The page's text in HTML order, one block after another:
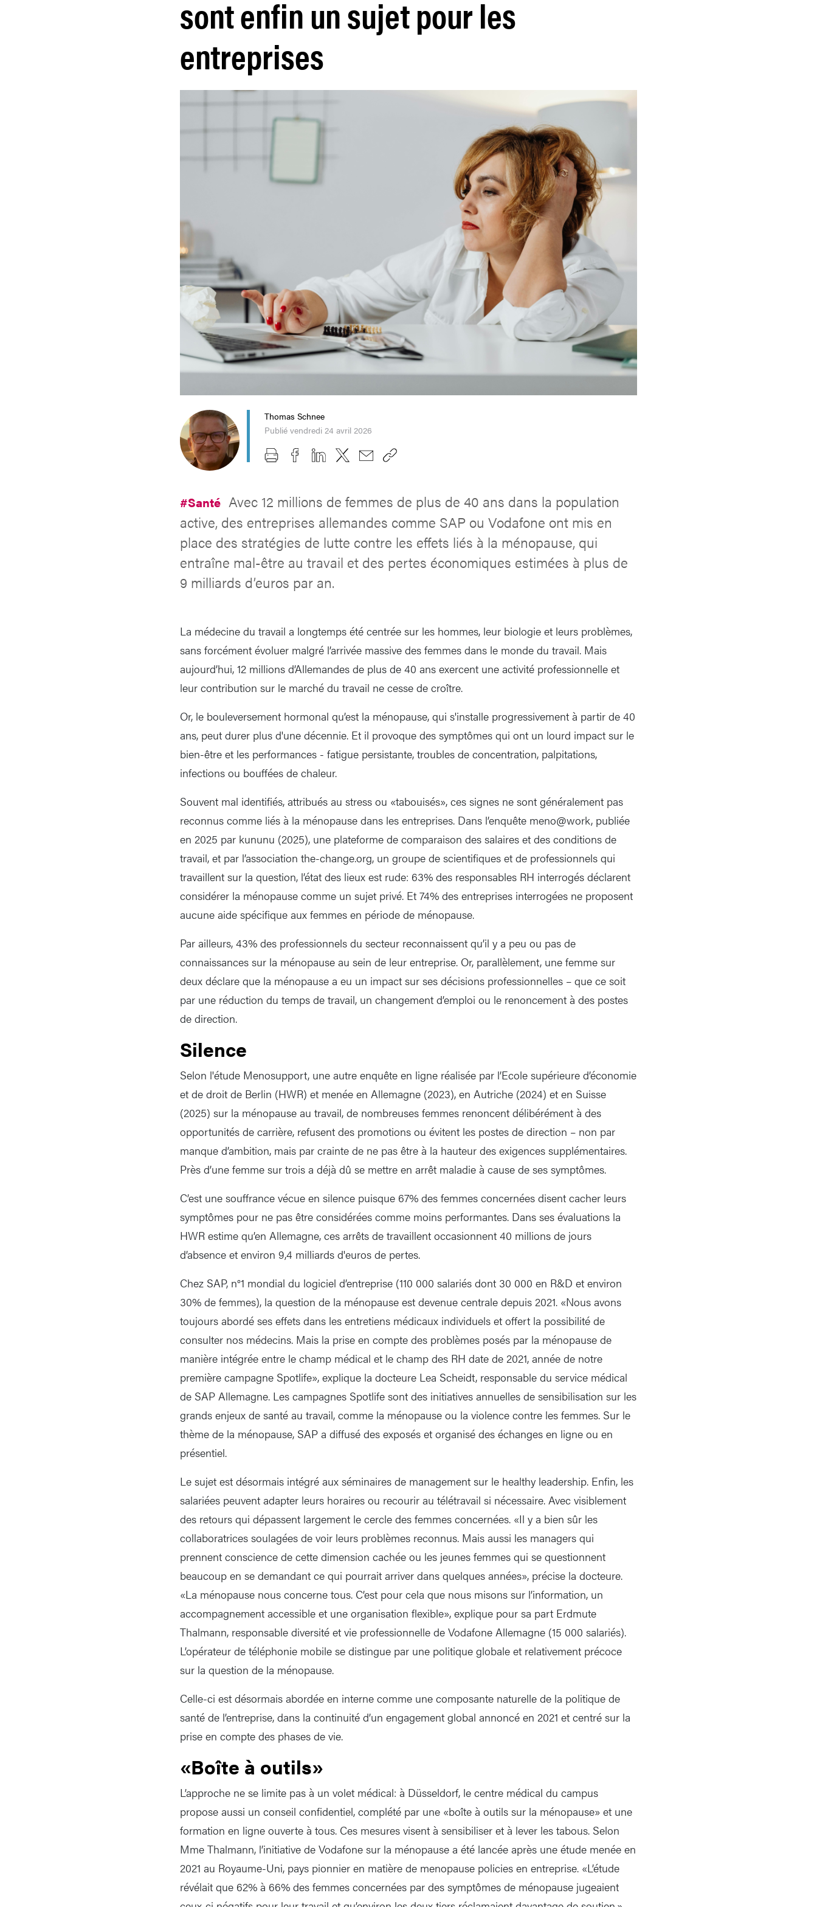
sont enfin un sujet pour les
entreprises
Thomas Schnee
Publié vendredi 24 avril 2026
#Santé Avec 12 millions de femmes de plus de 40 ans dans la population
active, des entreprises allemandes comme SAP ou Vodafone ont mis en
place des stratégies de lutte contre les effets liés à la ménopause, qui
entraîne mal-être au travail et des pertes économiques estimées à plus de
9 milliards d’euros par an.
La médecine du travail a longtemps été centrée sur les hommes, leur biologie et leurs problèmes,
sans forcément évoluer malgré l’arrivée massive des femmes dans le monde du travail. Mais
aujourd’hui, 12 millions d’Allemandes de plus de 40 ans exercent une activité professionnelle et
leur contribution sur le marché du travail ne cesse de croître.
Or, le bouleversement hormonal qu’est la ménopause, qui s'installe progressivement à partir de 40
ans, peut durer plus d'une décennie. Et il provoque des symptômes qui ont un lourd impact sur le
bien-être et les performances - fatigue persistante, troubles de concentration, palpitations,
infections ou bouffées de chaleur.
Souvent mal identifiés, attribués au stress ou «tabouisés», ces signes ne sont généralement pas
reconnus comme liés à la ménopause dans les entreprises. Dans l’enquête meno@work, publiée
en 2025 par kununu (2025), une plateforme de comparaison des salaires et des conditions de
travail, et par l’association the-change.org, un groupe de scientifiques et de professionnels qui
travaillent sur la question, l’état des lieux est rude: 63% des responsables RH interrogés déclarent
considérer la ménopause comme un sujet privé. Et 74% des entreprises interrogées ne proposent
aucune aide spécifique aux femmes en période de ménopause.
Par ailleurs, 43% des professionnels du secteur reconnaissent qu’il y a peu ou pas de
connaissances sur la ménopause au sein de leur entreprise. Or, parallèlement, une femme sur
deux déclare que la ménopause a eu un impact sur ses décisions professionnelles – que ce soit
par une réduction du temps de travail, un changement d’emploi ou le renoncement à des postes
de direction.
Silence
Selon l'étude Menosupport, une autre enquête en ligne réalisée par l’Ecole supérieure d’économie
et de droit de Berlin (HWR) et menée en Allemagne (2023), en Autriche (2024) et en Suisse
(2025) sur la ménopause au travail, de nombreuses femmes renoncent délibérément à des
opportunités de carrière, refusent des promotions ou évitent les postes de direction – non par
manque d’ambition, mais par crainte de ne pas être à la hauteur des exigences supplémentaires.
Près d’une femme sur trois a déjà dû se mettre en arrêt maladie à cause de ses symptômes.
C’est une souffrance vécue en silence puisque 67% des femmes concernées disent cacher leurs
symptômes pour ne pas être considérées comme moins performantes. Dans ses évaluations la
HWR estime qu’en Allemagne, ces arrêts de travaillent occasionnent 40 millions de jours
d’absence et environ 9,4 milliards d'euros de pertes.
Chez SAP, n°1 mondial du logiciel d’entreprise (110 000 salariés dont 30 000 en R&D et environ
30% de femmes), la question de la ménopause est devenue centrale depuis 2021. «Nous avons
toujours abordé ses effets dans les entretiens médicaux individuels et offert la possibilité de
consulter nos médecins. Mais la prise en compte des problèmes posés par la ménopause de
manière intégrée entre le champ médical et le champ des RH date de 2021, année de notre
première campagne Spotlife», explique la docteure Lea Scheidt, responsable du service médical
de SAP Allemagne. Les campagnes Spotlife sont des initiatives annuelles de sensibilisation sur les
grands enjeux de santé au travail, comme la ménopause ou la violence contre les femmes. Sur le
thème de la ménopause, SAP a diffusé des exposés et organisé des échanges en ligne ou en
présentiel.
Le sujet est désormais intégré aux séminaires de management sur le healthy leadership. Enfin, les
salariées peuvent adapter leurs horaires ou recourir au télétravail si nécessaire. Avec visiblement
des retours qui dépassent largement le cercle des femmes concernées. «Il y a bien sûr les
collaboratrices soulagées de voir leurs problèmes reconnus. Mais aussi les managers qui
prennent conscience de cette dimension cachée ou les jeunes femmes qui se questionnent
beaucoup en se demandant ce qui pourrait arriver dans quelques années», précise la docteure.
«La ménopause nous concerne tous. C’est pour cela que nous misons sur l’information, un
accompagnement accessible et une organisation flexible», explique pour sa part Erdmute
Thalmann, responsable diversité et vie professionnelle de Vodafone Allemagne (15 000 salariés).
L’opérateur de téléphonie mobile se distingue par une politique globale et relativement précoce
sur la question de la ménopause.
Celle-ci est désormais abordée en interne comme une composante naturelle de la politique de
santé de l’entreprise, dans la continuité d’un engagement global annoncé en 2021 et centré sur la
prise en compte des phases de vie.
«Boîte à outils»
L’approche ne se limite pas à un volet médical: à Düsseldorf, le centre médical du campus
propose aussi un conseil confidentiel, complété par une «boîte à outils sur la ménopause» et une
formation en ligne ouverte à tous. Ces mesures visent à sensibiliser et à lever les tabous. Selon
Mme Thalmann, l’initiative de Vodafone sur la ménopause a été lancée après une étude menée en
2021 au Royaume-Uni, pays pionnier en matière de menopause policies en entreprise. «L’étude
révélait que 62% à 66% des femmes concernées par des symptômes de ménopause jugeaient